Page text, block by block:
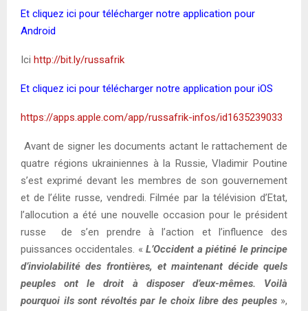
Et cliquez ici pour télécharger notre application pour
Android
Ici http://bit.ly/russafrik
Et cliquez ici pour télécharger notre application pour iOS
https://apps.apple.com/app/russafrik-infos/id1635239033
Avant de signer les documents actant le rattachement de
quatre régions ukrainiennes à la Russie, Vladimir Poutine
s’est exprimé devant les membres de son gouvernement
et de l’élite russe, vendredi. Filmée par la télévision d’Etat,
l’allocution a été une nouvelle occasion pour le président
russe de s’en prendre à l’action et l’influence des
puissances occidentales. « L’Occident a piétiné le principe
d’inviolabilité des frontières, et maintenant décide quels
peuples ont le droit à disposer d’eux-mêmes. Voilà
pourquoi ils sont révoltés par le choix libre des peuples»,